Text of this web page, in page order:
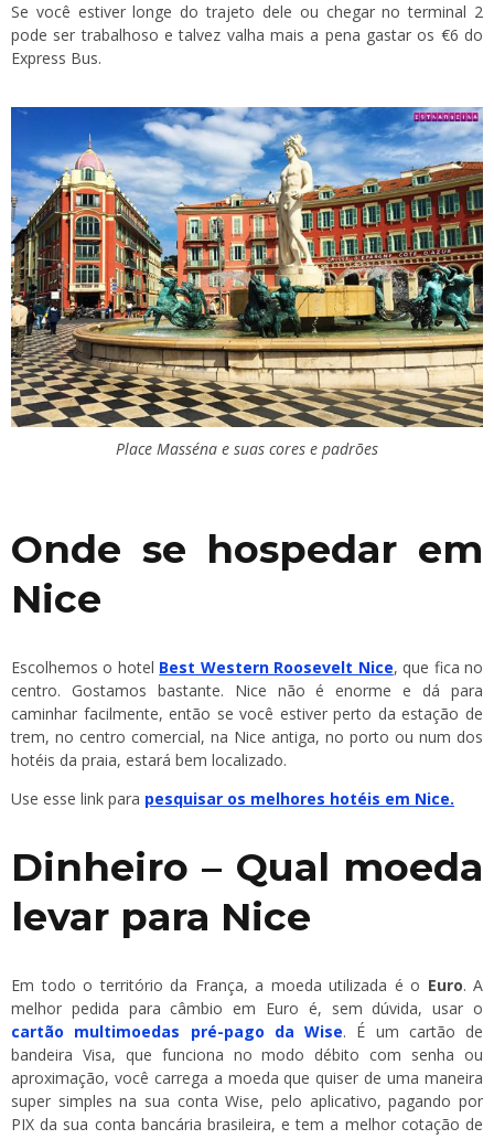
Se você estiver longe do trajeto dele ou chegar no terminal 2
pode ser trabalhoso e talvez valha mais a pena gastar os €6 do
Express Bus.
Place Masséna e suas cores e padrões
Onde se hospedar em
Nice
Escolhemos o hotel Best Western Roosevelt Nice, que fica no
centro. Gostamos bastante. Nice não é enorme e dá para
caminhar facilmente, então se você estiver perto da estação de
trem, no centro comercial, na Nice antiga, no porto ou num dos
hotéis da praia, estará bem localizado.
Use esse link para pesquisar os melhores hotéis em Nice.
Dinheiro – Qual moeda
levar para Nice
Em todo o território da França, a moeda utilizada é o Euro. A
melhor pedida para câmbio em Euro é, sem dúvida, usar o
cartão multimoedas pré-pago da Wise. É um cartão de
bandeira Visa, que funciona no modo débito com senha ou
aproximação, você carrega a moeda que quiser de uma maneira
super simples na sua conta Wise, pelo aplicativo, pagando por
PIX da sua conta bancária brasileira, e tem a melhor cotação de